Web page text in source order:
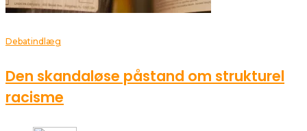
Debatindlæg
Den skandaløse påstand om strukturel
racisme